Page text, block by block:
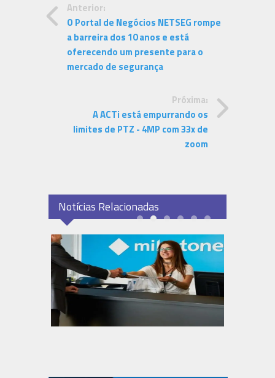
Anterior:
O Portal de Negócios NETSEG rompe
a barreira dos 10 anos e está
oferecendo um presente para o
mercado de segurança
Próxima:
A ACTi está empurrando os
limites de PTZ - 4MP com 33x de
zoom
Notícias Relacionadas